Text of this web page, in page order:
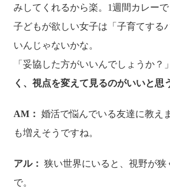
みしてくれるから楽。1週間カレーで
子どもが欲しい女子は「子育てする
いんじゃないかな。
「妥協した方がいいんでしょうか？
く、視点を変えて見るのがいいと思
AM： 婚活で悩んでいる友達に教え
も増えそうですね。
アル： 狭い世界にいると、視野が
で。